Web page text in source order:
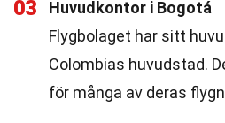
03
Huvudkontor i Bogotá
Flygbolaget har sitt
Colombias huvudstad.
för många av deras